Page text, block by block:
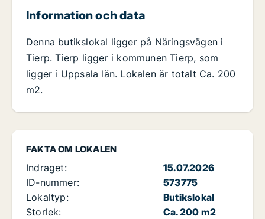
FAKTA OM LOKALEN
Indraget:
15.07.2026
ID-nummer:
573775
Lokaltyp:
Butikslokal
Storlek:
Ca. 200 m2
Information och data
Denna butikslokal ligger på Näringsvägen i
Tierp. Tierp ligger i kommunen Tierp, som
ligger i Uppsala län. Lokalen är totalt Ca. 200
m2.